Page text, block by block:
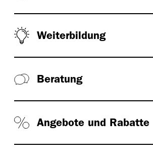
Weiterbildung
Beratung
Angebote und Rabatte